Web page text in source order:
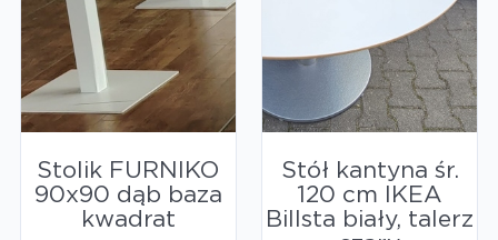
Stolik FURNIKO
90x90 dąb baza
kwadrat
Stół kantyna śr.
120 cm IKEA
Billsta biały, talerz